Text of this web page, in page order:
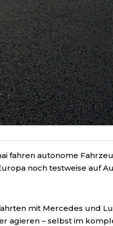
fahren autonome
noch testweise auf
mit Mercedes und
agieren – selbst im